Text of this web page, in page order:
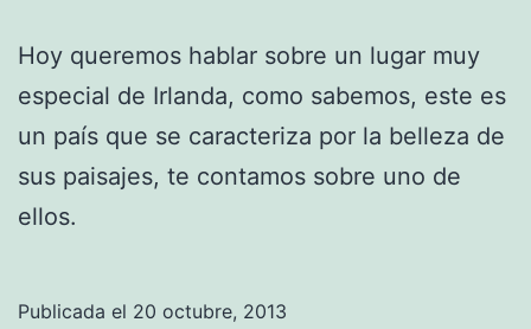
Hoy queremos hablar sobre un lugar muy
especial de Irlanda, como sabemos, este es
un país que se caracteriza por la belleza de
sus paisajes, te contamos sobre uno de
ellos.
Publicada el 20 octubre, 2013